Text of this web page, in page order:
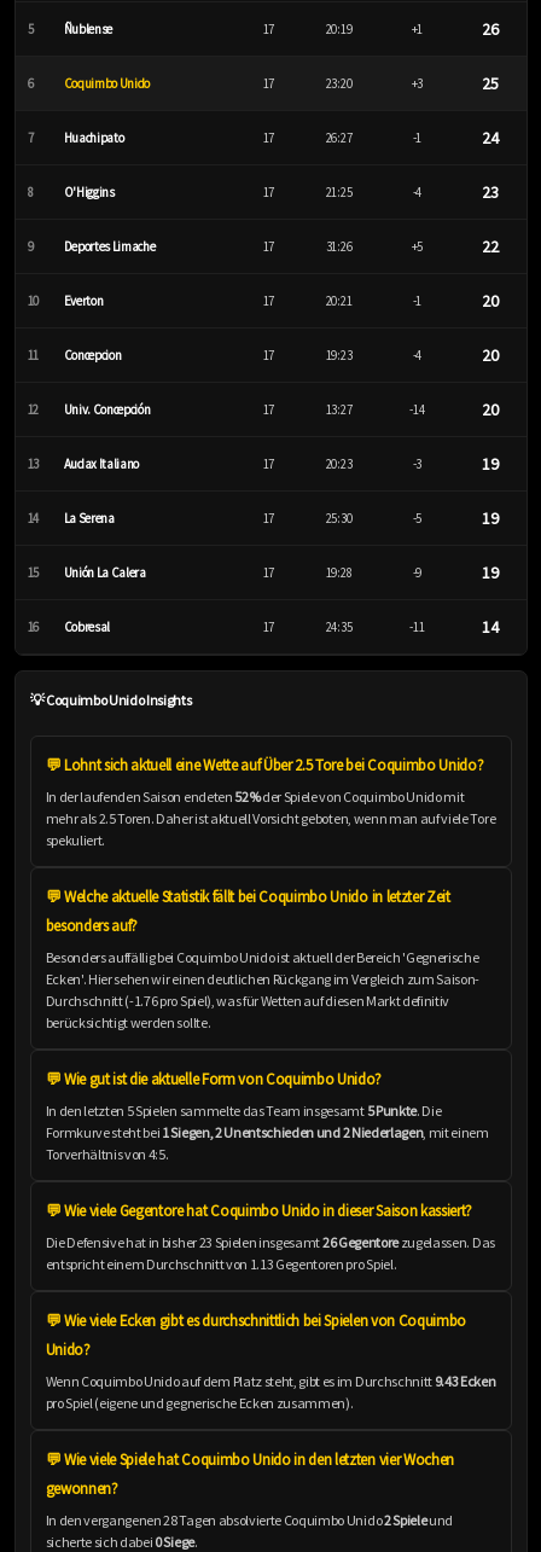
5 Ñublense 17 20:19 +1 26
6 Coquimbo Unido 17 23:20 +3 25
7 Huachipato 17 26:27 -1 24
8 O'Higgins 17 21:25 -4 23
9 Deportes Limache 17 31:26 +5 22
10 Everton 17 20:21 -1 20
11 Concepcion 17 19:23 -4 20
12 Univ. Concepción 17 13:27 -14 20
13 Audax Italiano 17 20:23 -3 19
14 La Serena 17 25:30 -5 19
15 Unión La Calera 17 19:28 -9 19
16 Cobresal 17 24:35 -11 14
💡 Coquimbo Unido Insights
💬 Lohnt sich aktuell eine Wette auf Über 2.5 Tore bei Coquimbo Unido?
In der laufenden Saison endeten52%der Spiele von Coquimbo Unido mit
mehr als 2.5 Toren. Daher ist aktuell Vorsicht geboten, wenn man auf viele Tore
spekuliert.
💬 Welche aktuelle Statistik fällt bei Coquimbo Unido in letzter Zeit
besonders auf?
Besonders auffällig bei Coquimbo Unido ist aktuell der Bereich 'Gegnerische
Ecken'. Hier sehen wir einen deutlichen Rückgang im Vergleich zum Saison-
Durchschnitt (-1.76 pro Spiel), was für Wetten auf diesen Markt definitiv
berücksichtigt werden sollte.
💬 Wie gut ist die aktuelle Form von Coquimbo Unido?
In den letzten 5 Spielen sammelte das Team insgesamt5 Punkte. Die
Formkurve steht bei 1 Siegen, 2 Unentschieden und 2 Niederlagen, mit einem
Torverhältnis von 4:5.
💬 Wie viele Gegentore hat Coquimbo Unido in dieser Saison kassiert?
Die Defensive hat in bisher 23 Spielen insgesamt26 Gegentorezugelassen. Das
entspricht einem Durchschnitt von 1.13 Gegentoren pro Spiel.
💬 Wie viele Ecken gibt es durchschnittlich bei Spielen von Coquimbo
Unido?
Wenn Coquimbo Unido auf dem Platz steht, gibt es im Durchschnitt 9.43 Ecken
pro Spiel (eigene und gegnerische Ecken zusammen).
💬 Wie viele Spiele hat Coquimbo Unido in den letzten vier Wochen
gewonnen?
In den vergangenen 28 Tagen absolvierte Coquimbo Unido2 Spieleund
sicherte sich dabei 0 Siege.